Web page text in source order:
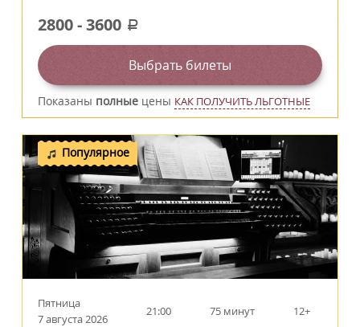
2800-3600 a
Выбрать билеты
Показаны полные цены КАК ПОЛУЧИТЬ ЛЬГОТНЫЕ
Популярное
Пятница
7 августа 2026
21:00 75 минут 12+